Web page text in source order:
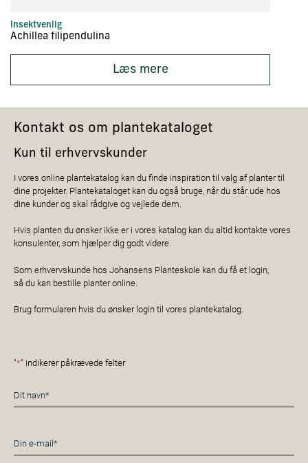
Insektvenlig
Achillea filipendulina
Læs mere
Kontakt os om plantekataloget
Kun til erhvervskunder
I vores online plantekatalog kan du finde inspiration til valg af planter til
dine projekter. Plantekataloget kan du også bruge, når du står ude hos
dine kunder og skal rådgive og vejlede dem.
Hvis planten du ønsker ikke er i vores katalog kan du altid kontakte vores
konsulenter, som hjælper dig godt videre.
Som erhvervskunde hos Johansens Planteskole kan du få et login,
så du kan bestille planter online.
Brug formularen hvis du ønsker login til vores plantekatalog.
"*" indikerer påkrævede felter
Navn
*
E-
mail